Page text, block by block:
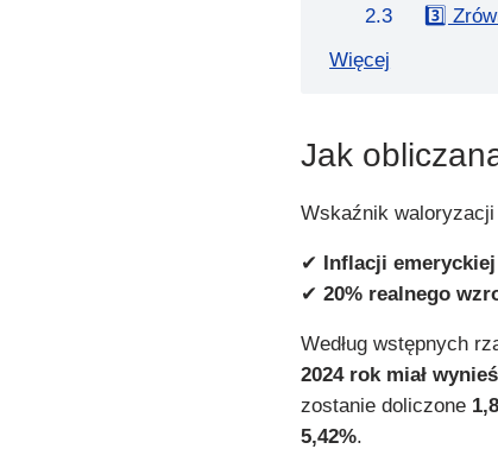
3️⃣
Więcej
Jak
Wskaźnik waloryzacji
✔ Inflacji emeryckiej
✔20% realnego
Według wstępnych
2024 rok miał
zostanie doliczone
5,42%.